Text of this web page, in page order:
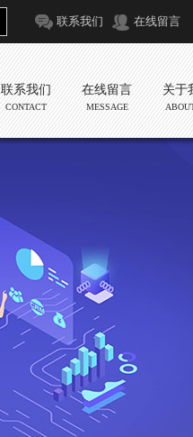
联系我们 在线留言
联系我们
CONTACT
在线留言
MESSAGE
关于